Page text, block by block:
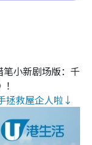
笔小新剧场版：千
拯救屋企人啦↓